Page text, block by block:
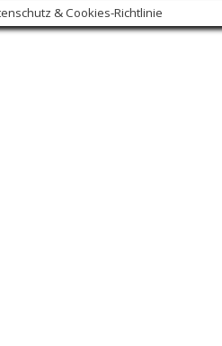
& Cookies-Richtlinie